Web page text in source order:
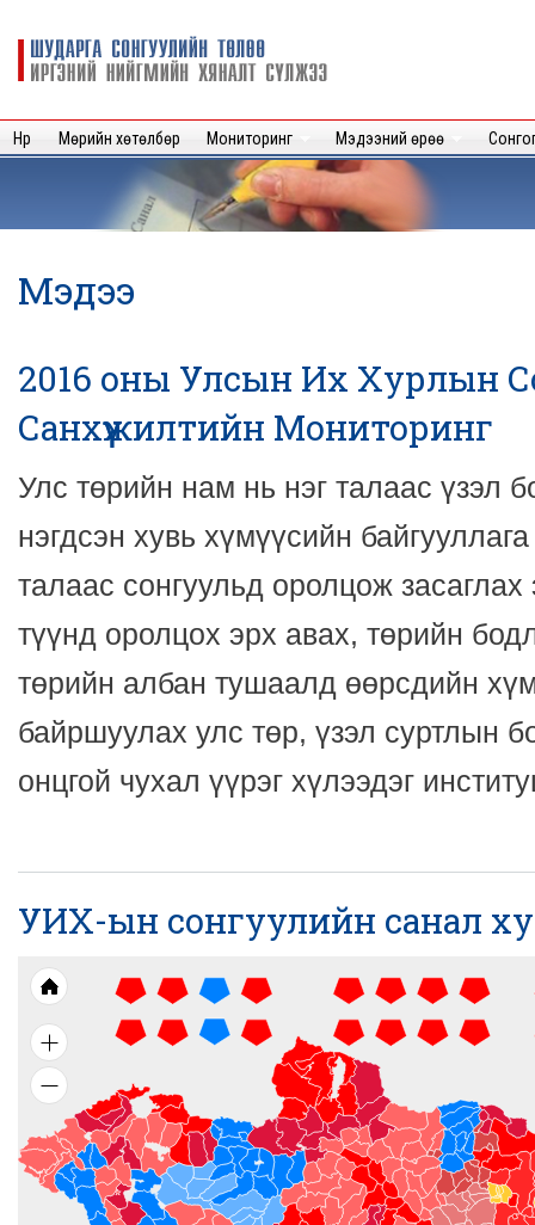
Шударга
сонгуулийн
нийгмийн
хяналт
Нүүр Мөрийн хөтөлбөр Мониторинг Мэдээний өрөө
Мэдээ
2016 оны Улсын Их Хурлын
Санхүүжилтийн Мониторинг
Улс төрийн нам нь нэг талаас үзэл
нэгдсэн хувь хүмүүсийн
талаас сонгуульд оролцож
түүнд оролцох эрх авах, төрийн
төрийн албан тушаалд өөрсдийн
байршуулах улс төр, үзэл суртлын
онцгой чухал үүрэг хүлээдэг
УИХ-ын сонгуулийн санал